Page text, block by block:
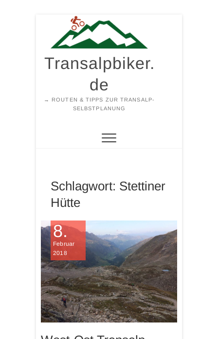
springen
Transalpbiker.
de
→ ROUTEN & TIPPS ZUR TRANSALP-
SELBSTPLANUNG
Schlagwort: Stettiner
Hütte
8.
Februar
2018